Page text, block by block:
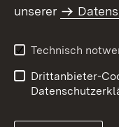
Barrierefreiheit
unserer
Technisch
Drittanbieter-